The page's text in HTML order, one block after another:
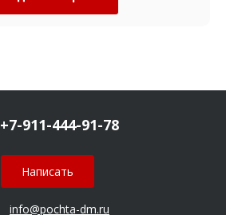
+7-911-444-91-78
Написать
info@pochta-dm.ru